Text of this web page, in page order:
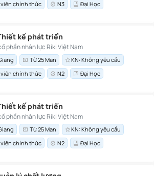
chính thức
N3 Đại Học
kế phát triển
phần nhân lực Riki Việt Nam
Từ 25 Man
KN: Không yêu cầu
chính thức
N2 Đại Học
kế phát triển
phần nhân lực Riki Việt Nam
Từ 25 Man
KN: Không yêu cầu
chính thức
N2 Đại Học